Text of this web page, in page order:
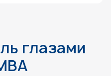
глазами